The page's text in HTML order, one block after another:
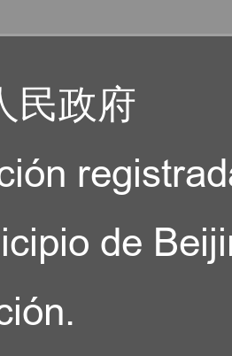
民政府
de